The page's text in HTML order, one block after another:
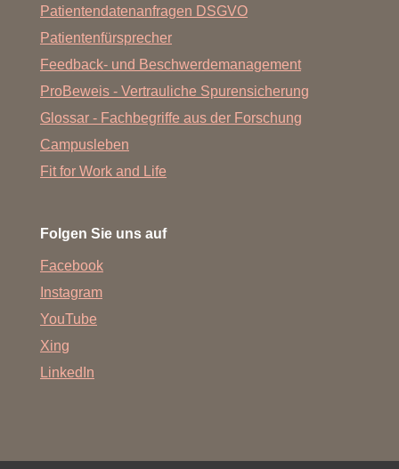
Patientendatenanfragen DSGVO
Patientenfürsprecher
Feedback- und Beschwerdemanagement
ProBeweis - Vertrauliche Spurensicherung
Glossar - Fachbegriffe aus der Forschung
Campusleben
Fit for Work and Life
Folgen Sie uns auf
Facebook
Instagram
YouTube
Xing
LinkedIn